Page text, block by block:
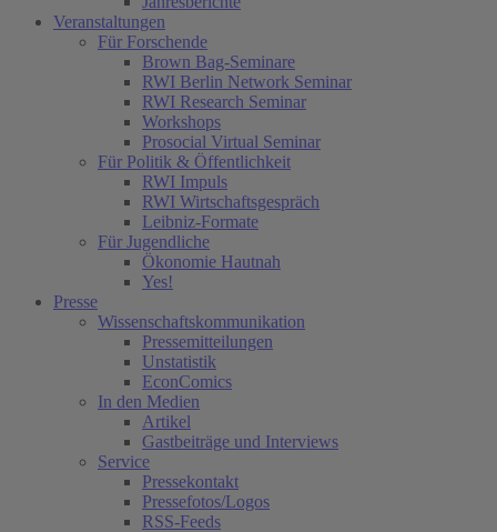
Veranstaltungen
Für Forschende
Brown Bag-Seminare
RWI Berlin Network Seminar
RWI Research Seminar
Workshops
Prosocial Virtual Seminar
Für Politik & Öffentlichkeit
RWI Impuls
RWI Wirtschaftsgespräch
Leibniz-Formate
Für Jugendliche
Ökonomie Hautnah
Yes!
Presse
Wissenschaftskommunikation
Pressemitteilungen
Unstatistik
EconComics
In den Medien
Artikel
Gastbeiträge und Interviews
Service
Pressekontakt
Pressefotos/Logos
RSS-Feeds